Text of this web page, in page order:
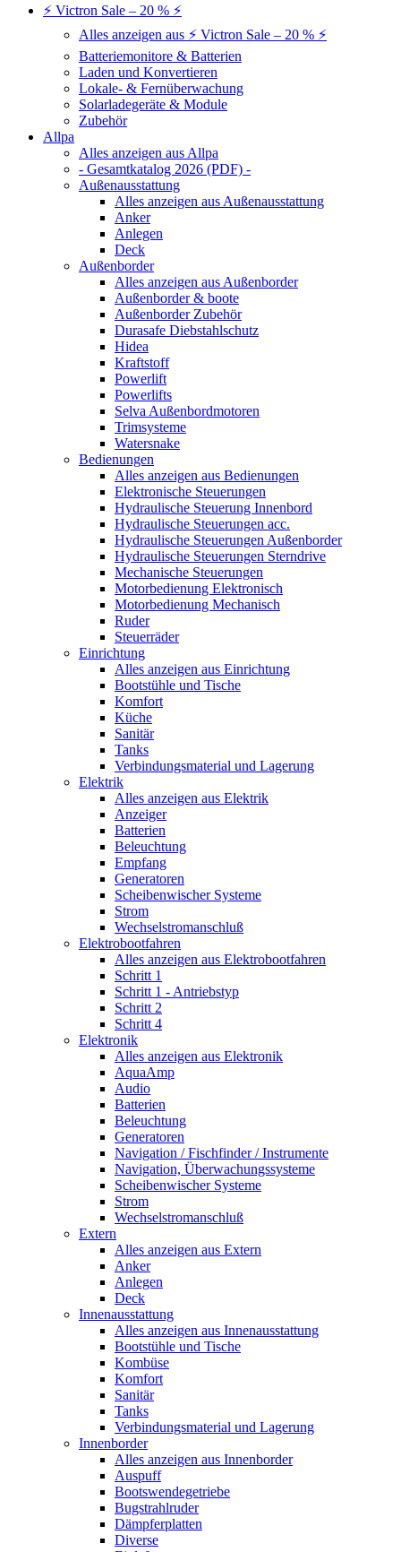
⚡ Victron Sale – 20 % ⚡
Alles anzeigen aus ⚡ Victron Sale – 20 % ⚡
Batteriemonitore & Batterien
Laden und Konvertieren
Lokale- & Fernüberwachung
Solarladegeräte & Module
Zubehör
Allpa
Alles anzeigen aus Allpa
- Gesamtkatalog 2026 (PDF) -
Außenausstattung
Alles anzeigen aus Außenausstattung
Anker
Anlegen
Deck
Außenborder
Alles anzeigen aus Außenborder
Außenborder & boote
Außenborder Zubehör
Durasafe Diebstahlschutz
Hidea
Kraftstoff
Powerlift
Powerlifts
Selva Außenbordmotoren
Trimsysteme
Watersnake
Bedienungen
Alles anzeigen aus Bedienungen
Elektronische Steuerungen
Hydraulische Steuerung Innenbord
Hydraulische Steuerungen acc.
Hydraulische Steuerungen Außenborder
Hydraulische Steuerungen Sterndrive
Mechanische Steuerungen
Motorbedienung Elektronisch
Motorbedienung Mechanisch
Ruder
Steuerräder
Einrichtung
Alles anzeigen aus Einrichtung
Bootstühle und Tische
Komfort
Küche
Sanitär
Tanks
Verbindungsmaterial und Lagerung
Elektrik
Alles anzeigen aus Elektrik
Anzeiger
Batterien
Beleuchtung
Empfang
Generatoren
Scheibenwischer Systeme
Strom
Wechselstromanschluß
Elektrobootfahren
Alles anzeigen aus Elektrobootfahren
Schritt 1
Schritt 1 - Antriebstyp
Schritt 2
Schritt 4
Elektronik
Alles anzeigen aus Elektronik
AquaAmp
Audio
Batterien
Beleuchtung
Generatoren
Navigation / Fischfinder / Instrumente
Navigation, Überwachungssysteme
Scheibenwischer Systeme
Strom
Wechselstromanschluß
Extern
Alles anzeigen aus Extern
Anker
Anlegen
Deck
Innenausstattung
Alles anzeigen aus Innenausstattung
Bootstühle und Tische
Kombüse
Komfort
Sanitär
Tanks
Verbindungsmaterial und Lagerung
Innenborder
Alles anzeigen aus Innenborder
Auspuff
Bootswendegetriebe
Bugstrahlruder
Dämpferplatten
Diverse